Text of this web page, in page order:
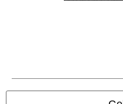
Information zur Barrierefreiheit
© 1986-2026 E.M.P.